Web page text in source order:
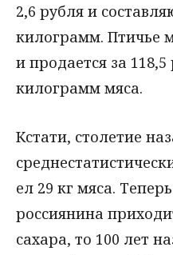
2,6 рубля и
килограмм. Птичье
и продается за
килограмм мяса.
Кстати, столетие
ел 29 кг мяса.
россиянина
сахара, то 100 лет